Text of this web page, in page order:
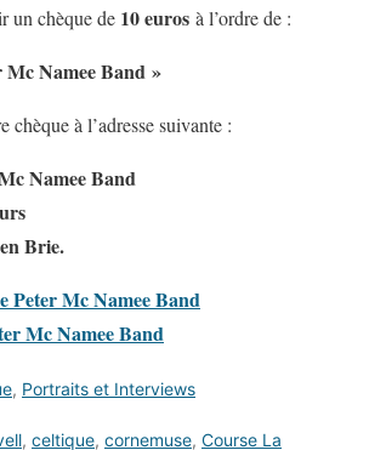
un chèque de 10 euros à l’ordre de :
Mc Namee Band »
chèque à l’adresse suivante :
Namee Band
Brie.
Peter Mc Namee Band
Mc Namee Band
, Portraits et Interviews
, celtique, cornemuse, Course La